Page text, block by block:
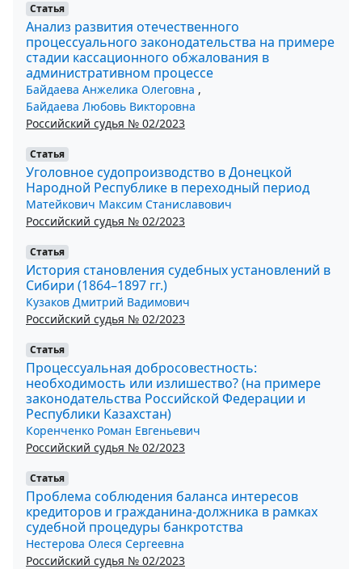
Статья
Анализ развития отечественного
процессуального законодательства на примере
стадии кассационного обжалования в
административном процессе
Байдаева Анжелика Олеговна ,
Байдаева Любовь Викторовна
Российский судья № 02/2023
Статья
Уголовное судопроизводство в Донецкой
Народной Республике в переходный период
Матейкович Максим Станиславович
Российский судья № 02/2023
Статья
История становления судебных установлений в
Сибири (1864–1897 гг.)
Кузаков Дмитрий Вадимович
Российский судья № 02/2023
Статья
Процессуальная добросовестность:
необходимость или излишество? (на примере
законодательства Российской Федерации и
Республики Казахстан)
Коренченко Роман Евгеньевич
Российский судья № 02/2023
Статья
Проблема соблюдения баланса интересов
кредиторов и гражданина-должника в рамках
судебной процедуры банкротства
Нестерова Олеся Сергеевна
Российский судья № 02/2023